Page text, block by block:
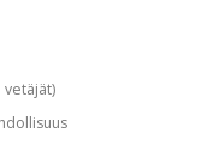
vetäjät)